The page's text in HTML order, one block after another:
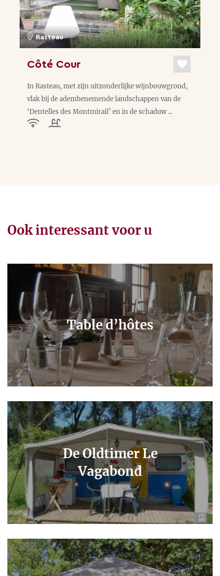
Rasteau
Côté Cour
In Rasteau, met zijn uitzonderlijke wijnbouwgrond,
vlak bij de adembenemende landschappen van de
‘Dentelles des Montmirail’ en in de schaduw ...
Ook interessant voor u
Table d’hôtes
De Oldtimer Le
Vagabond